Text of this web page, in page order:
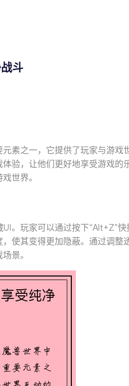
斗
素之一，它提供了玩家与游戏
验，让他们更好地享受游戏的
世界。
。玩家可以通过按下“Alt+Z”
使其变得更加隐蔽。通过调整
景。